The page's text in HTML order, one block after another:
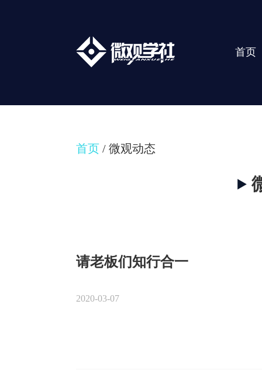
首页
首页 / 微观动态
请老板们知行合一
2020-03-07